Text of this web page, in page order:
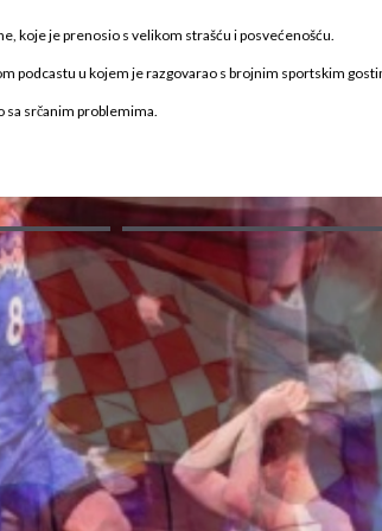
koje je prenosio s velikom strašću i posvećenošću.
podcastu u kojem je razgovarao s brojnim sportskim
sa srčanim problemima.